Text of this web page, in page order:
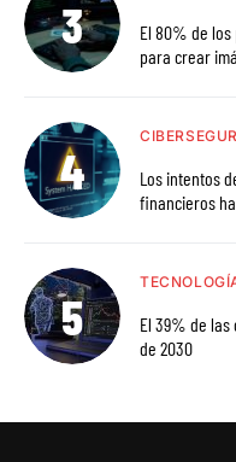
El 80% de
para crear
Los intentos
financieros
El 39% de
de 2030